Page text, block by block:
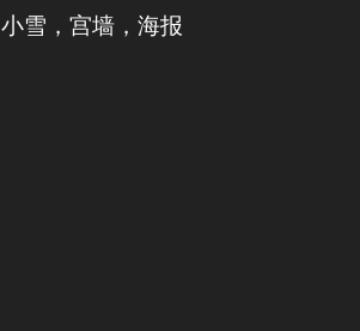
小雪，宫墙，海报